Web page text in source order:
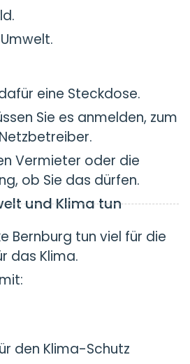
eine Steckdose.
Sie es anmelden, zum
Vermieter oder die
ob Sie das dürfen.
und Klima tun
Bernburg tun viel für die
das Klima.
den Klima-Schutz